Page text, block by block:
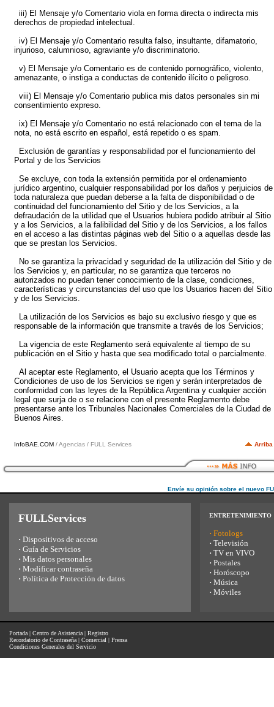
iii) El Mensaje y/o Comentario viola en forma directa o indirecta mis
derechos de propiedad intelectual.
iv) El Mensaje y/o Comentario resulta falso, insultante, difamatorio,
injurioso, calumnioso, agraviante y/o discriminatorio.
v) El Mensaje y/o Comentario es de contenido pornográfico, violento,
amenazante, o instiga a conductas de contenido ilícito o peligroso.
viii) El Mensaje y/o Comentario publica mis datos personales sin mi
consentimiento expreso.
ix) El Mensaje y/o Comentario no está relacionado con el tema de la
nota, no está escrito en español, está repetido o es spam.
Exclusión de garantías y responsabilidad por el funcionamiento del
Portal y de los Servicios
Se excluye, con toda la extensión permitida por el ordenamiento
jurídico argentino, cualquier responsabilidad por los daños y perjuicios de
toda naturaleza que puedan deberse a la falta de disponibilidad o de
continuidad del funcionamiento del Sitio y de los Servicios, a la
defraudación de la utilidad que el Usuarios hubiera podido atribuir al Sitio
y a los Servicios, a la falibilidad del Sitio y de los Servicios, a los fallos
en el acceso a las distintas páginas web del Sitio o a aquellas desde las
que se prestan los Servicios.
No se garantiza la privacidad y seguridad de la utilización del Sitio y de
los Servicios y, en particular, no se garantiza que terceros no
autorizados no puedan tener conocimiento de la clase, condiciones,
características y circunstancias del uso que los Usuarios hacen del Sitio
y de los Servicios.
La utilización de los Servicios es bajo su exclusivo riesgo y que es
responsable de la información que transmite a través de los Servicios;
La vigencia de este Reglamento será equivalente al tiempo de su
publicación en el Sitio y hasta que sea modificado total o parcialmente.
Al aceptar este Reglamento, el Usuario acepta que los Términos y
Condiciones de uso de los Servicios se rigen y serán interpretados de
conformidad con las leyes de la República Argentina y cualquier acción
legal que surja de o se relacione con el presente Reglamento debe
presentarse ante los Tribunales Nacionales Comerciales de la Ciudad de
Buenos Aires.
InfoBAE.COM / Agencias / FULL Services Arriba
Envíe su opinión sobre el nuevo
FULLServices
· Dispositivos de acceso
· Guía de Servicios
· Mis datos personales
· Modificar contraseña
· Política de Protección de datos
ENTRETENIMIENTO
· Fotologs
· Televisión
· TV en VIVO
· Postales
· Horóscopo
· Música
· Móviles
Portada | Centro de Asistencia | Registro
Recordatorio de Contraseña | Comercial | Prensa
Condiciones Generales del Servicio